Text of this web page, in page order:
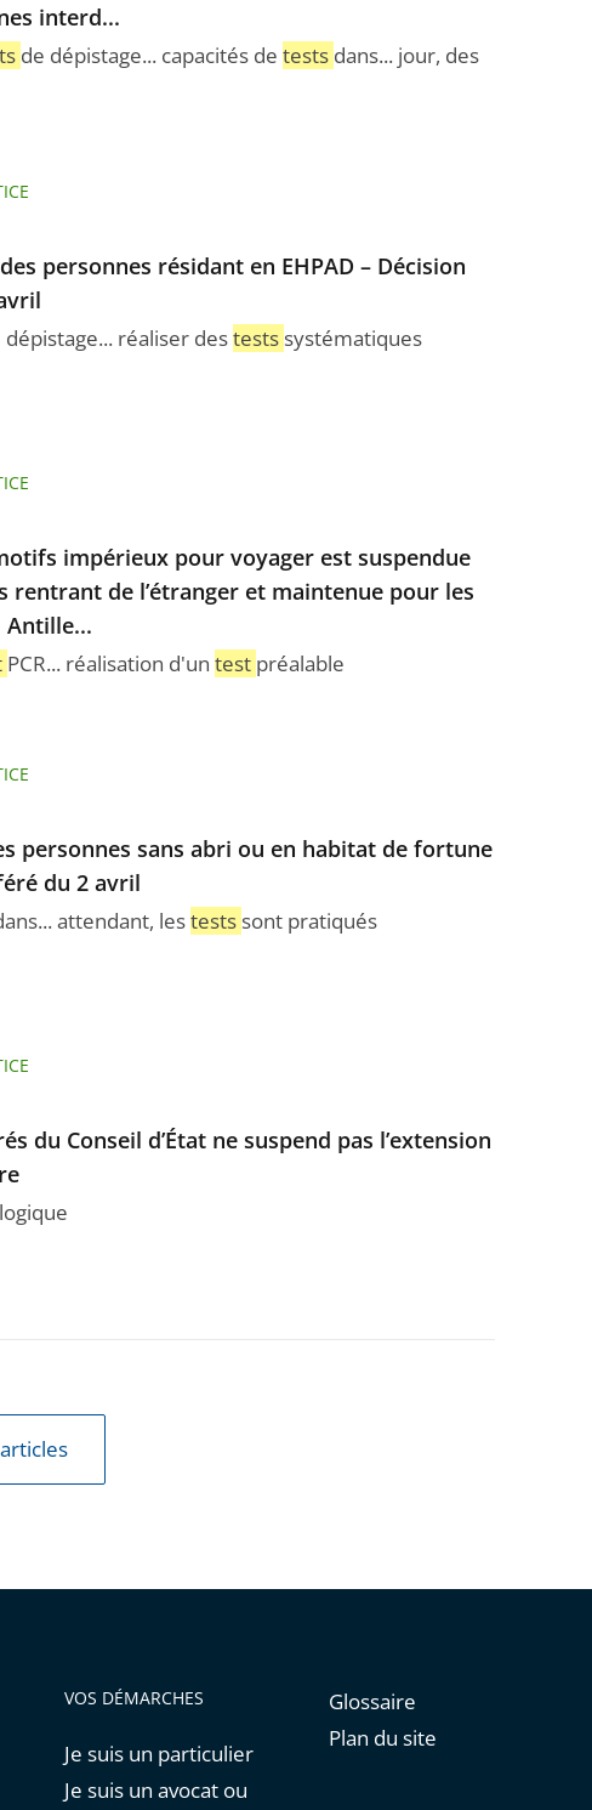
interd...
de dépistage... capacités de tests dans... jour, des
personnes résidant en EHPAD – Décision
dépistage... réaliser destests systématiques
impérieux pour voyager est suspendue
rentrant de l’étranger et maintenue pour les
Antille...
PCR... réalisation d'un test préalable
personnes sans abri ou en habitat de fortune
du 2 avril
attendant, lestests sont pratiqués
du Conseil d’État ne suspend pas l’extension
VOS DÉMARCHES
Je suis un particulier
Je suis un avocat ou
Glossaire
Plan du site